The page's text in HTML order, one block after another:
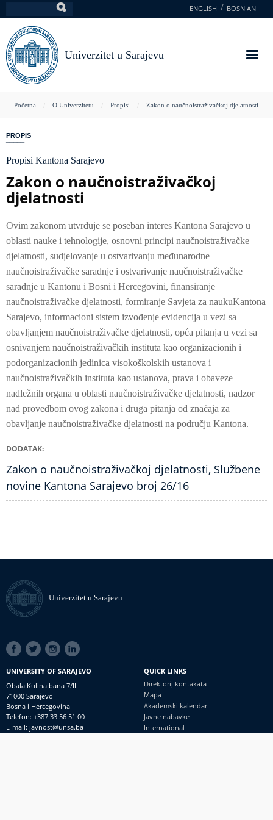
na
glavni
sadržaj
ENGLISH BOSNIAN
Univerzitet u Sarajevu
You
here
Početna O Univerzitetu Propisi Zakon o naučnoistraživačkoj djelatnosti
PROPIS
Propisi Kantona Sarajevo
Zakon o naučnoistraživačkoj
djelatnosti
Ovim zakonom utvrđuje se poseban interes Kantona Sarajevo u
oblasti nauke i tehnologije, osnovni principi naučnoistraživačke
djelatnosti, sudjelovanje u ostvarivanju međunarodne
naučnoistraživačke saradnje i ostvarivanje naučnoistraživačke
saradnje u Kantonu i Bosni i Hercegovini, finansiranje
naučnoistraživačke djelatnosti, formiranje Savjeta za naukuKantona
Sarajevo, informacioni sistem izvođenje evidencija u vezi sa
obavljanjem naučnoistraživačke djelatnosti, opća pitanja u vezi sa
osnivanjem naučnoistraživačkih instituta kao organizacionih i
podorganizacionih jedinica visokoškolskih ustanova i
naučnoistraživačkih instituta kao ustanova, prava i obaveze
nadležnih organa u oblasti naučnoistraživačke djelatnosti, nadzor
nad provedbom ovog zakona i druga pitanja od značaja za
obavljanje naučnoistraživačke djelatnosti na području Kantona.
DODATAK
Zakon o naučnoistraživačkoj djelatnosti, Službene
novine Kantona Sarajevo broj 26/16
Univerzitet u Sarajevu
SOCIAL
LINKS
UNIVERSITY OF SARAJEVO
Obala Kulina bana 7/II
71000 Sarajevo
Bosna i Hercegovina
Telefon: +387 33 56 51 00
E-mail: javnost@unsa.ba
QUICK LINKS
Direktorij kontakata
Mapa
Akademski kalendar
Javne nabavke
International